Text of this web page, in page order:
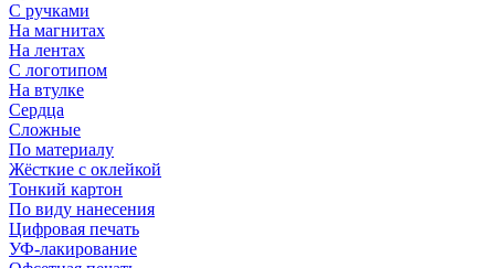
С ручками
На магнитах
На лентах
С логотипом
На втулке
Сердца
Сложные
По материалу
Жёсткие с оклейкой
Тонкий картон
По виду нанесения
Цифровая печать
УФ-лакирование